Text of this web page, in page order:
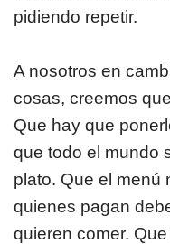
pidiendo repetir.
A nosotros en
cosas, creemos
Que hay que
que todo el mundo
plato. Que el menú
quienes pagan
quieren comer.